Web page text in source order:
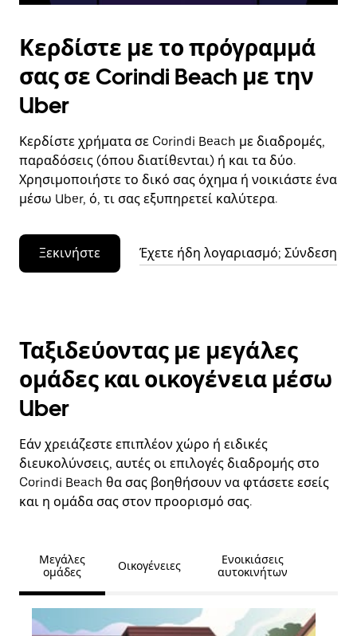
Κερδίστε με το πρόγραμμά
σας σε Corindi Beach με την
Uber
Κερδίστε χρήματα σε Corindi Beach με διαδρομές,
παραδόσεις (όπου διατίθενται) ή και τα δύο.
Χρησιμοποιήστε το δικό σας όχημα ή νοικιάστε ένα
μέσω Uber, ό, τι σας εξυπηρετεί καλύτερα.
Ξεκινήστε Έχετε ήδη λογαριασμό; Σύνδεση
Ταξιδεύοντας με μεγάλες
ομάδες και οικογένεια μέσω
Uber
Εάν χρειάζεστε επιπλέον χώρο ή ειδικές
διευκολύνσεις, αυτές οι επιλογές διαδρομής στο
Corindi Beach θα σας βοηθήσουν να φτάσετε εσείς
και η ομάδα σας στον προορισμό σας.
Μεγάλες
ομάδες
Οικογένειες
Ενοικιάσεις
αυτοκινήτων